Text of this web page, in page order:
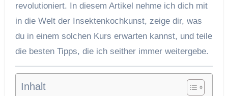
revolutioniert. In diesem Artikel nehme ich dich mit
in die Welt der Insektenkochkunst, zeige dir, was
du in einem solchen Kurs erwarten kannst, und teile
die besten Tipps, die ich seither immer weitergebe.
Inhalt